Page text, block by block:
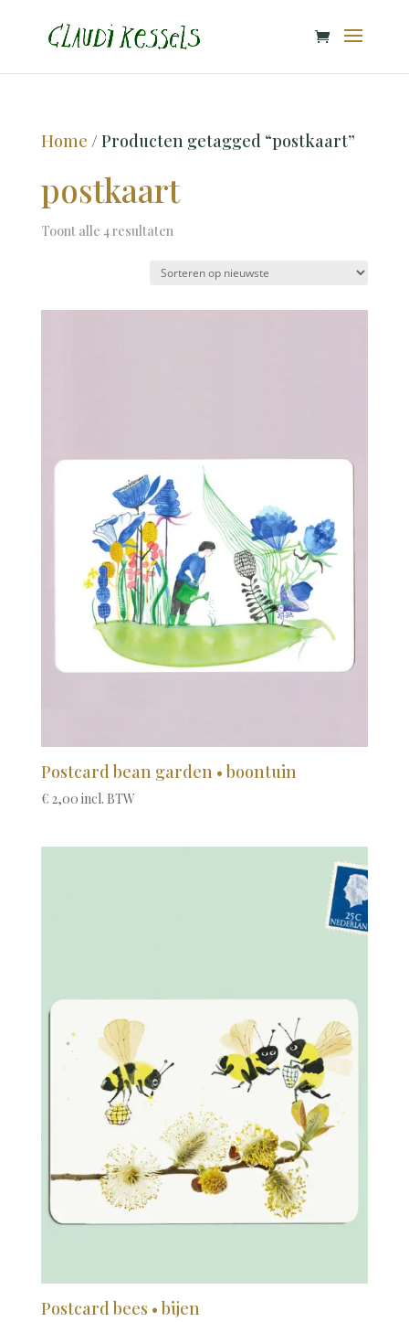
Home / Producten getagged “postkaart”
postkaart
Toont alle 4 resultatenGesorteerd
Postcard bean garden • boontuin
€ 2,00 incl. BTW
Postcard bees • bijen